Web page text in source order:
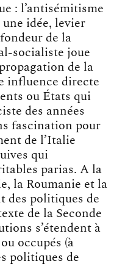
: l’antisémitisme
idée, levier
de la
socialiste joue
de la
influence directe
ou États qui
des années
fascination pour
de l’Italie
qui
parias. A la
la Roumanie et la
des politiques de
de la Seconde
s’étendent à
occupés (à
politiques de